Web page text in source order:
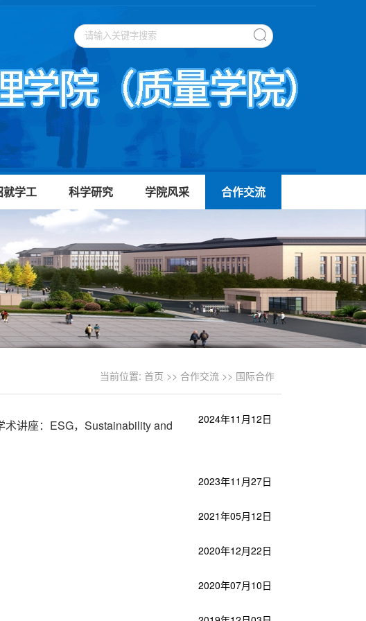
就学工 科学研究 学院风采 合作交流
当前位置: 首页 >> 合作交流 >> 国际合作
术讲座：ESG，Sustainability and
2024年11月12日
2023年11月27日
2021年05月12日
2020年12月22日
2020年07月10日